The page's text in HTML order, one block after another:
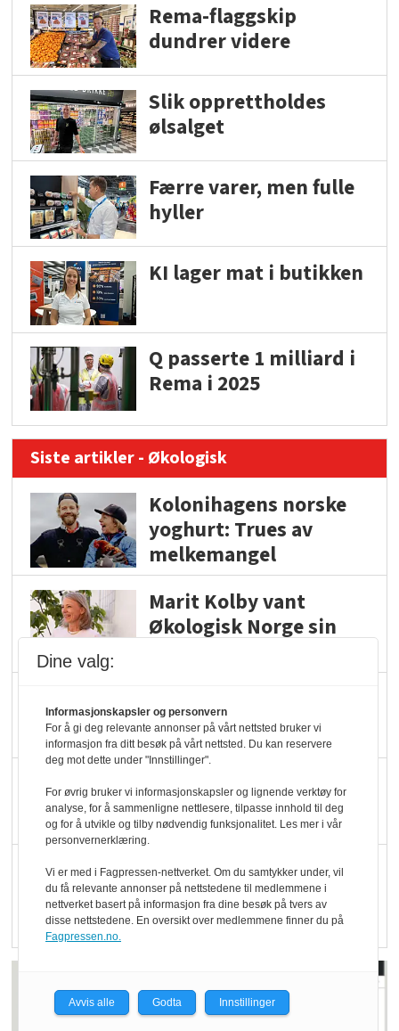
Rema-flaggskip
dundrer videre
Slik opprettholdes
ølsalget
Færre varer, men fulle
hyller
KI lager mat i butikken
Q passerte 1 milliard i
Rema i 2025
Siste artikler - Økologisk
Kolonihagens norske
yoghurt: Trues av
melkemangel
Marit Kolby vant
Økologisk Norge sin
økologisk i butikkhylla
Kolonihagen sliter
med å få tak i nok melk
Rapport: Økokundene
er klare! Er markedet
det?
Dine valg:
Informasjonskapsler og personvern
For å gi deg relevante annonser på vårt nettsted bruker vi
informasjon fra ditt besøk på vårt nettsted. Du kan reservere
deg mot dette under "Innstillinger".
For øvrig bruker vi informasjonskapsler og lignende verktøy for
analyse, for å sammenligne nettlesere, tilpasse innhold til deg
og for å utvikle og tilby nødvendig funksjonalitet. Les mer i vår
personvernerklæring.
Vi er med i Fagpressen-nettverket. Om du samtykker under, vil
du få relevante annonser på nettstedene til medlemmene i
nettverket basert på informasjon fra dine besøk på tvers av
disse nettstedene. En oversikt over medlemmene finner du på
Fagpressen.no.
Avvis alle Godta Innstillinger